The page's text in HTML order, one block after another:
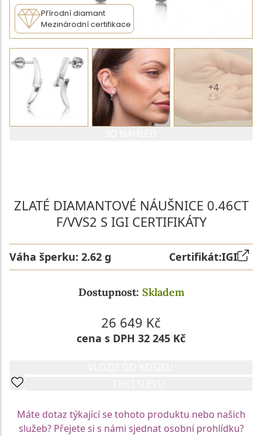
Přírodní diamant
Mezinárodní certifikace
+4
ZLATÉ DIAMANTOVÉ NÁUŠNICE 0.46CT
F/VVS2 S IGI CERTIFIKÁTY
Váha šperku: 2.62 g Certifikát:IGI
Dostupnost: Skladem
26 649 Kč
cena s DPH 32 245 Kč
Máte dotaz týkající se tohoto produktu nebo našich
služeb? Přejete si s námi sjednat osobní prohlídku?